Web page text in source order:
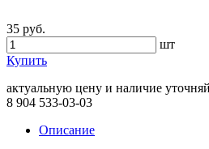
35 руб.
шт
Купить
актуальную цену и наличие
8 904 533-03-03
Описание